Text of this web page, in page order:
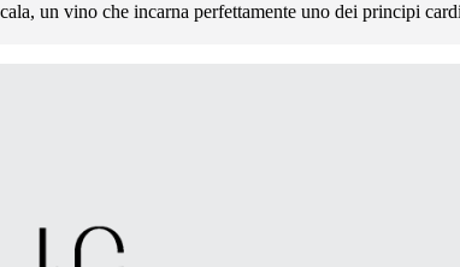
un vino che incarna perfettamente uno dei principi